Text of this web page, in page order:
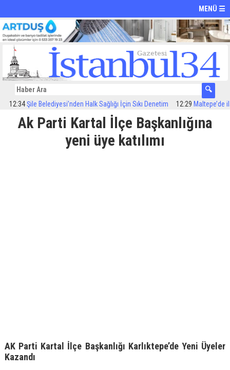
MENÜ ☰
Şile Belediyesi’nden Halk Sağlığı İçin Sıkı Denetim 12:29 Maltepe’de
Ak Parti Kartal İlçe Başkanlığına
yeni üye katılımı
AK Parti Kartal İlçe Başkanlığı Karlıktepe’de Yeni Üyeler
Kazandı